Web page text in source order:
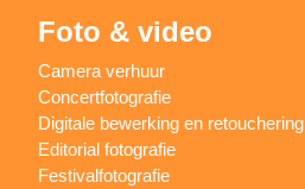
Foto & video
Camera verhuur
Concertfotografie
Digitale bewerking en retouchering
Editorial fotografie
Festivalfotografie